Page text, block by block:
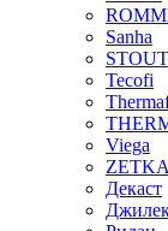
Sanha
STOUT
Tecofi
Viega
Декаст